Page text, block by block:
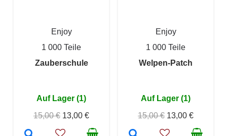
Enjoy
1 000 Teile
Zauberschule
Auf Lager (1)
15,00 € 13,00 €
Enjoy
1 000 Teile
Welpen-Patch
Auf Lager (1)
15,00 € 13,00 €